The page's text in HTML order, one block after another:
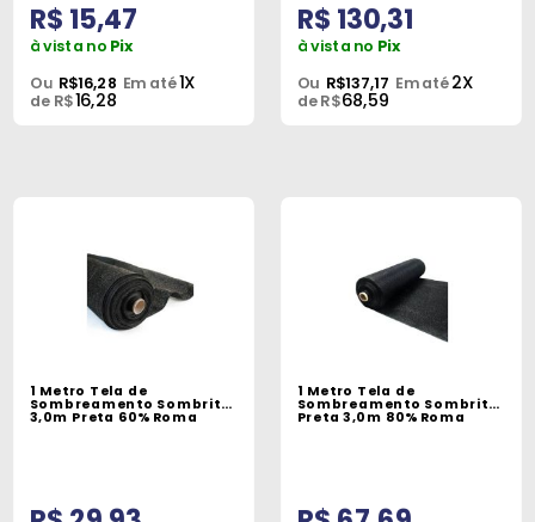
R$ 15,47
à vista no Pix
Ou R$16,28 Em até1X
de R$16,28
R$ 130,31
à vista no Pix
Ou R$137,17 Em até2X
de R$68,59
1 Metro Tela de
Sombreamento Sombrite
3,0m Preta 60% Roma
1 Metro Tela de
Sombreamento Sombrite
Preta 3,0m 80% Roma